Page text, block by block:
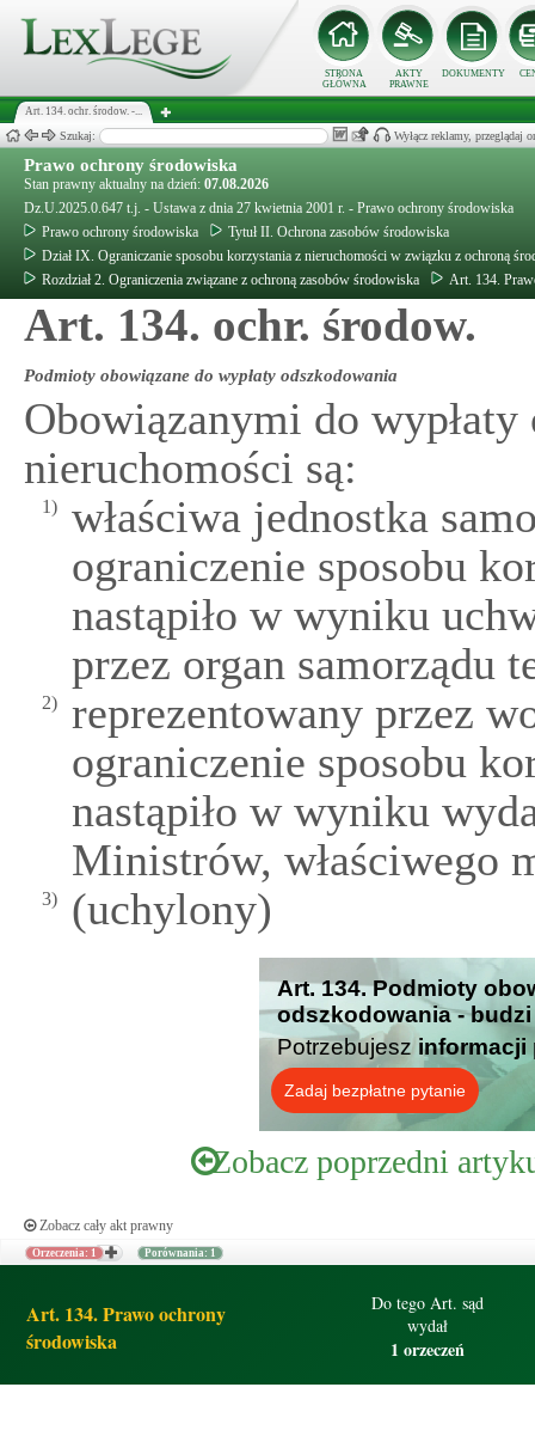
STRONA
GŁÓWNA
AKTY
PRAWNE
DOKUMENTY
Art. 134. ochr. środow. -...
Szukaj: Wyłącz reklamy, przeglądaj
Prawo ochrony środowiska
Stan prawny aktualny na dzień: 07.08.2026
Dz.U.2025.0.647 t.j. - Ustawa z dnia 27 kwietnia 2001 r. - Prawo ochrony środowiska
Prawo ochrony środowiska
Tytuł II. Ochrona zasobów środowiska
Dział IX. Ograniczanie sposobu korzystania z nieruchomości w związku z ochroną
Rozdział 2. Ograniczenia związane z ochroną zasobów środowiska
Art. 134.
Art. 134. ochr. środow.
Podmioty obowiązane do wypłaty odszkodowania
Obowiązanymi do
nieruchomości są:
1)
właściwa jednostka
ograniczenie sposobu
nastąpiło w wyniku
przez organ samorządu
2)
reprezentowany przez
ograniczenie sposobu
nastąpiło w wyniku
Ministrów, właściwego
3) (uchylony)
Art. 134. Podmioty
odszkodowania -
Potrzebujesz informacji
Zadaj bezpłatne pytanie
Zobacz poprzedni
Zobacz cały akt prawny
Orzeczenia: 1 Porównania: 1
Art. 134. Prawo ochrony
środowiska
Do tego Art. sąd
wydał
1 orzeczeń